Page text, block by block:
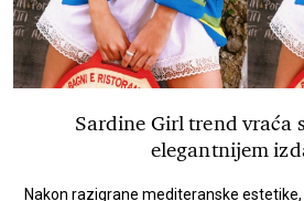
Sardine Girl trend vraća
elegantnijem
Nakon razigrane mediteranske